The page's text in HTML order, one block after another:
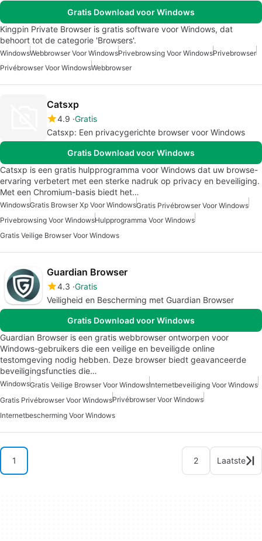
Gratis Download voor Windows
Kingpin Private Browser is gratis software voor Windows, dat
behoort tot de categorie 'Browsers'.
WindowsWebbrowser Voor WindowsPrivebrowsing Voor WindowsPrivebrowser
Privébrowser Voor WindowsWebbrowser
Catsxp
4.9 Gratis
Catsxp: Een privacygerichte browser voor Windows
Gratis Download voor Windows
Catsxp is een gratis hulpprogramma voor Windows dat uw browse-
ervaring verbetert met een sterke nadruk op privacy en beveiliging.
Met een Chromium-basis biedt het…
WindowsGratis Browser Xp Voor WindowsGratis Privébrowser Voor Windows
Privebrowsing Voor WindowsHulpprogramma Voor Windows
Gratis Veilige Browser Voor Windows
Guardian Browser
4.3 Gratis
Veiligheid en Bescherming met Guardian Browser
Gratis Download voor Windows
Guardian Browser is een gratis webbrowser ontworpen voor
Windows-gebruikers die een veilige en beveiligde online
testomgeving nodig hebben. Deze browser biedt geavanceerde
beveiligingsfuncties die…
WindowsGratis Veilige Browser Voor WindowsInternetbeveiliging Voor Windows
Gratis Privébrowser Voor WindowsPrivébrowser Voor Windows
Internetbescherming Voor Windows
1 2 Laatste